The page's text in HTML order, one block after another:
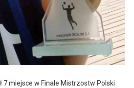
7 miejsce w Finale Mistrzostw Polski